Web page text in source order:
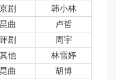
京剧
韩小林
昆曲
卢哲
评剧
周宇
其他
林雪婷
昆曲
胡博